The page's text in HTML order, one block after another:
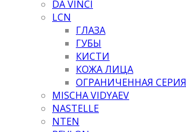
DA VINCI
LCN
ГЛАЗА
ГУБЫ
КИСТИ
КОЖА ЛИЦА
ОГРАНИЧЕННАЯ СЕРИЯ
MISCHA VIDYAEV
NASTELLE
NTEN